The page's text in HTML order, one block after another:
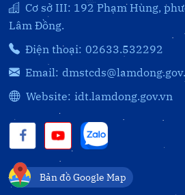
Cơ sở III: 192 Phạm Hùng,
Lâm Đồng.
Điện thoại: 02633.532292
Email:
Website: idt.lamdong.gov.vn
Bản đồ Google Map